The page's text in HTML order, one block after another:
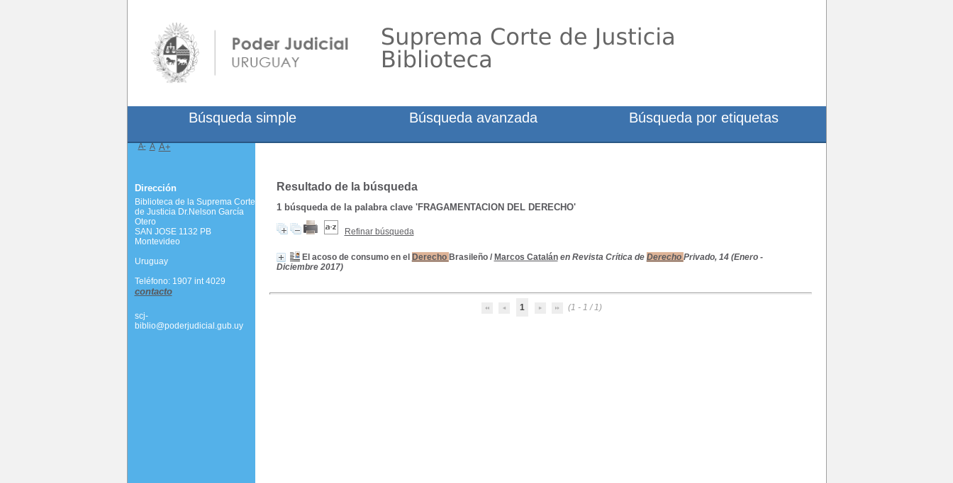
Resultado de la búsqueda
1búsqueda de la palabra clave 'FRAGAMENTACION DEL DERECHO'
Refinar búsqueda
El acoso de consumo en el Derecho Brasileño/ Marcos Catalán en Revista Crítica de Derecho Privado, 14 (Enero -
Diciembre 2017)
1 (1 - 1 / 1)
Búsqueda simple Búsqueda avanzada Búsqueda por etiquetas
A- A A+
Dirección
Biblioteca de la Suprema Corte
de Justicia Dr.Nelson García
Otero
SAN JOSE 1132 PB
Montevideo
Uruguay
Teléfono: 1907 int 4029
contacto
scj-
biblio@poderjudicial.gub.uy